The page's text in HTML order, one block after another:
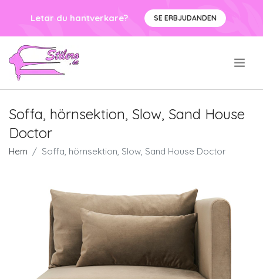
Letar du hantverkare? SE ERBJUDANDEN
Soffa, hörnsektion, Slow, Sand House
Doctor
Hem Soffa, hörnsektion, Slow, Sand House Doctor